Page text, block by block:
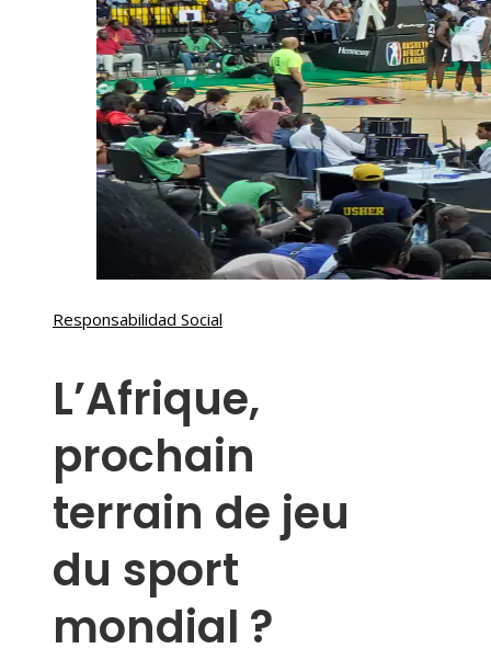
Responsabilidad Social
L’Afrique,
prochain
terrain de jeu
du sport
mondial ?